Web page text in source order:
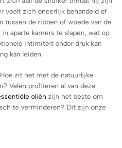
voelt zich oneerlijk behandeld of
tussen de ribben of woede van de
aparte kamers te slapen, wat op
intimiteit onder druk kan
kan leiden.
zit het met de natuurlijke
Velen profiteren al van deze
oliën zijn het beste om
te verminderen? Dit zijn onze